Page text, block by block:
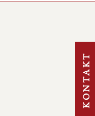
KONTAKT